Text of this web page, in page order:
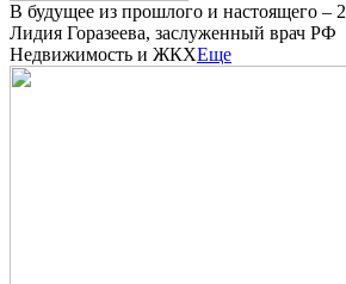
В будущее из прошлого и настоящего – 2
Лидия Горазеева, заслуженный врач РФ
Недвижимость и ЖКХЕще